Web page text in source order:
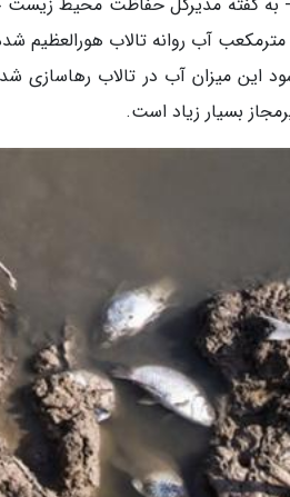
یک میلیارد و 800 میلیون مترمکعب آب روانه
این میزان آب در تالاب رهاسازی
بسیار زیاد است.